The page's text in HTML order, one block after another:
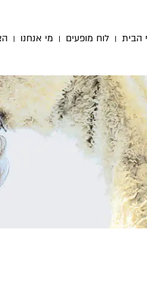
הבית לוח מופעים מי אנחנו